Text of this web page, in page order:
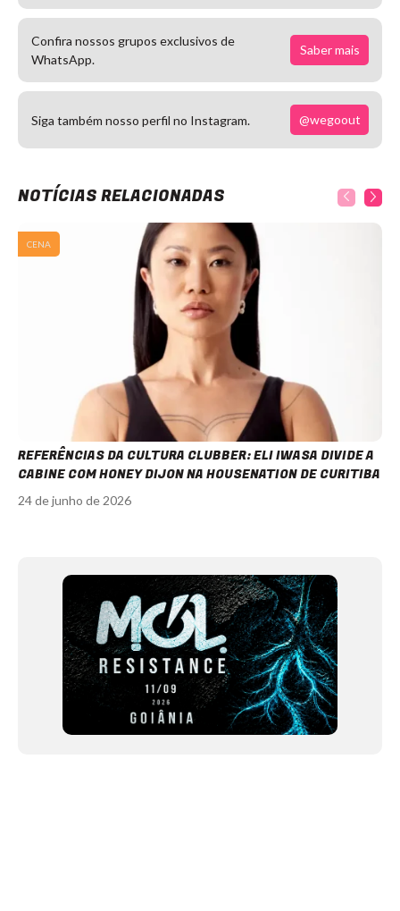
Confira nossos grupos exclusivos de
WhatsApp.
Saber mais
Siga também nosso perfil no Instagram. @wegoout
NOTÍCIAS RELACIONADAS
CENA
REFERÊNCIAS DA CULTURA CLUBBER: ELI IWASA DIVIDE A
CABINE COM HONEY DIJON NA HOUSENATION DE CURITIBA
24 de junho de 2026